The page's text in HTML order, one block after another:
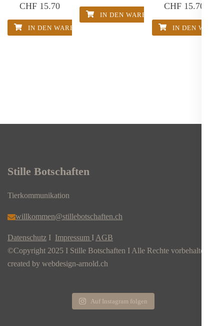
CHF15.70
IN DEN WARENKORB
IN DEN WARENKORB
CHF15.70
IN DEN
Stille Botschaften
Tierkommunikation
willkommen@stillebotschaften.ch
Datenschutz I Impressum I AGB
©Copyright 2025 I Stille Botschaften I Alle Rechte vorbehalten
created by webdesign-arnold.ch
Auf Instagram folgen